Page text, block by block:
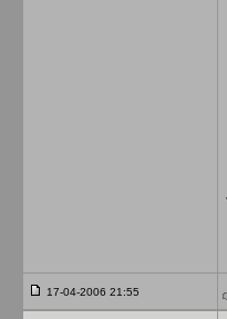
17-04-2006 21:55